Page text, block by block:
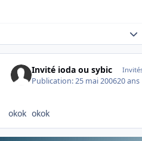
Invité ioda ou sybic
Publication:25 mai 200620 ans
okok okok